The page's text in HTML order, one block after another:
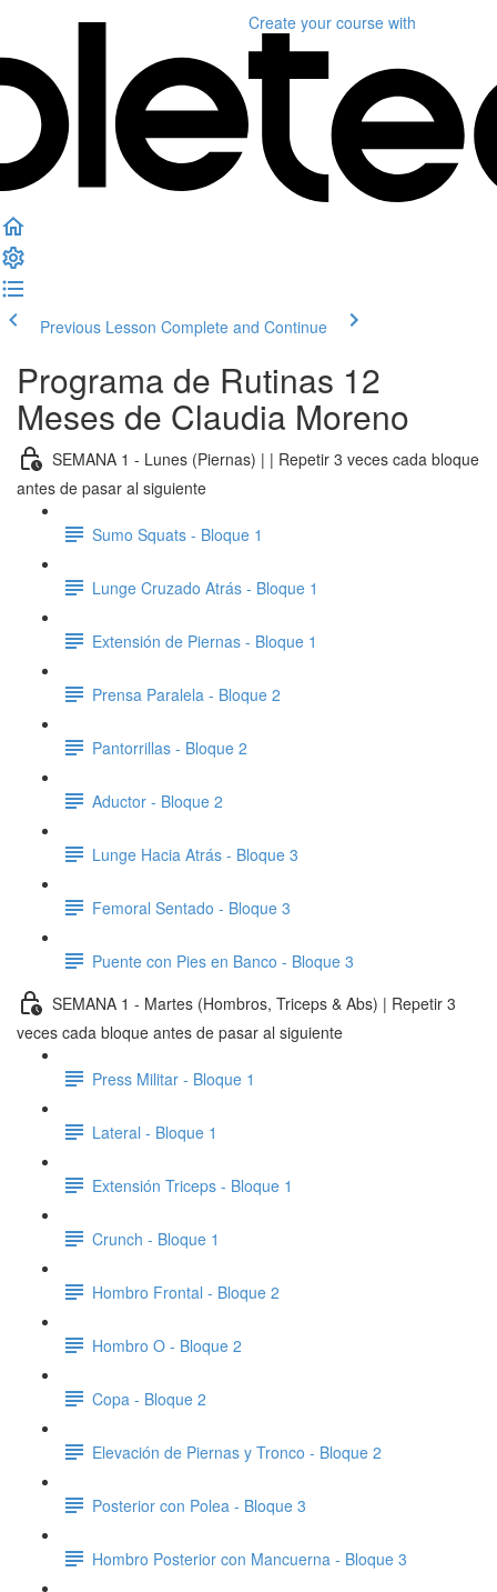
Create your course with
Previous Lesson Complete and Continue
Programa de Rutinas 12
Meses de Claudia Moreno
SEMANA 1 - Lunes (Piernas) | | Repetir 3 veces cada bloque
antes de pasar al siguiente
Sumo Squats - Bloque 1
Lunge Cruzado Atrás - Bloque 1
Extensión de Piernas - Bloque 1
Prensa Paralela - Bloque 2
Pantorrillas - Bloque 2
Aductor - Bloque 2
Lunge Hacia Atrás - Bloque 3
Femoral Sentado - Bloque 3
Puente con Pies en Banco - Bloque 3
SEMANA 1 - Martes (Hombros, Triceps & Abs) | Repetir 3
veces cada bloque antes de pasar al siguiente
Press Militar - Bloque 1
Lateral - Bloque 1
Extensión Triceps - Bloque 1
Crunch - Bloque 1
Hombro Frontal - Bloque 2
Hombro O - Bloque 2
Copa - Bloque 2
Elevación de Piernas y Tronco - Bloque 2
Posterior con Polea - Bloque 3
Hombro Posterior con Mancuerna - Bloque 3